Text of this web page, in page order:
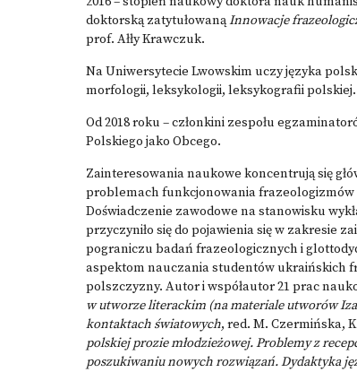
doktorską zatytułowanąInnowacje
prof. Ałły Krawczuk.
Na Uniwersytecie Lwowskim uczy języka
morfologii, leksykologii, leksykografii polskiej.
Od 2018 roku – członkini zespołu
Polskiego jako Obcego.
Zainteresowania naukowe koncentrują się
problemach funkcjonowania
Doświadczenie zawodowe na stanowisku
przyczyniło się do pojawienia się w zakresie
pograniczu badań frazeologicznych i
aspektom nauczania studentów ukraińskich
polszczyzny. Autor i współautor 21 prac
w utworze literackim (na materiale utworów
kontaktach światowych, red. M. Czermińska,
polskiej prozie młodzieżowej. Problemy z
poszukiwaniu nowych rozwiązań. Dydaktyka